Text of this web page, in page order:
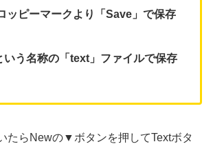
ッピーマークより「Save」で保存
いう名称の「text」ファイルで保存
たらNewの▼ボタンを押してTextボタ